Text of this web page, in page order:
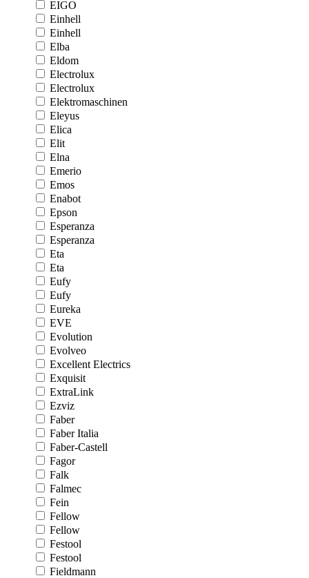
EIGO
Einhell
Einhell
Elba
Eldom
Electrolux
Electrolux
Elektromaschinen
Eleyus
Elica
Elit
Elna
Emerio
Emos
Enabot
Epson
Esperanza
Esperanza
Eta
Eta
Eufy
Eufy
Eureka
EVE
Evolution
Evolveo
Excellent Electrics
Exquisit
ExtraLink
Ezviz
Faber
Faber Italia
Faber-Castell
Fagor
Falk
Falmec
Fein
Fellow
Fellow
Festool
Festool
Fieldmann